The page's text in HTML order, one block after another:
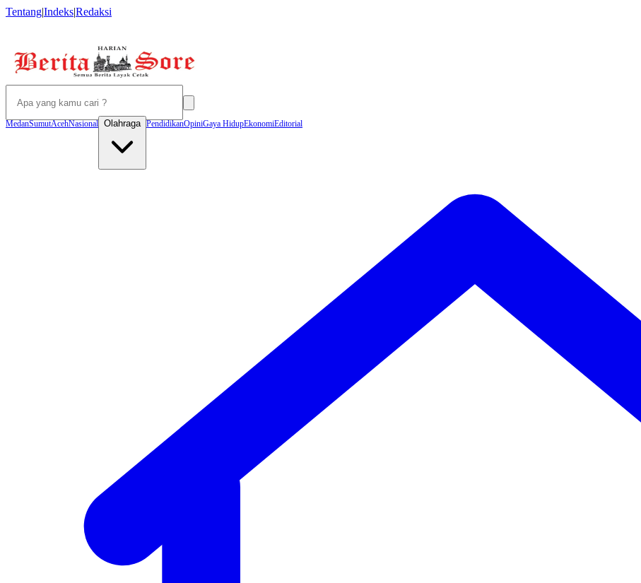
Tentang|Indeks|Redaksi
MedanSumutAcehNasional Olahraga PendidikanOpiniGaya HidupEkonomiEditorial